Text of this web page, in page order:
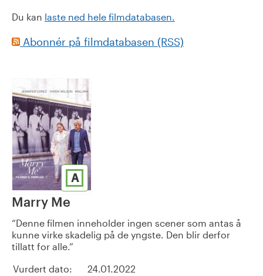
Du kan laste ned hele filmdatabasen.
Abonnér på filmdatabasen (RSS)
A
Marry Me
Denne filmen inneholder ingen scener som antas å
kunne virke skadelig på de yngste. Den blir derfor
tillatt for alle.
Vurdert dato:
24.01.2022